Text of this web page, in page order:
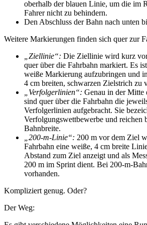
oberhalb der blauen Linie, um die im
Fahrer nicht zu behindern.
Den Abschluss der Bahn nach unten
Weitere Markierungen finden sich quer zur
„Ziellinie“: Die Ziellinie wird kurz
quer über die Fahrbahn markiert. Es
weiße Markierung aufzubringen und
4 cm breiten, schwarzen Zielstrich zu
„Verfolgerlinien“: Genau in der Mitte
sind quer über die Fahrbahn die
Verfolgerlinien aufgebracht. Sie
Verfolgungswettbewerbe und reichen
Bahnbreite.
„200-m-Linie“: 200 m vor dem Ziel
Fahrbahn eine weiße, 4 cm breite
Abstand zum Ziel anzeigt und als
200 m im Sprint dient. Bei 200-m-
vorhanden.
Kompliziert genug. Oder?
Der Weg: